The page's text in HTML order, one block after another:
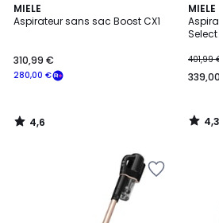
MIELE
Aspirateur sans sac Boost CX1
€
souscrivez
notre
programme
280,00 €
310,99 €
4,6
/ 5
4,6
/
MIELE
Select
401,99
4,3
/ 5
4,3
/